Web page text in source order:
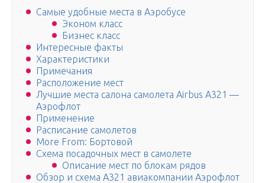
Самые удобные места в Аэробусе
Эконом класс
Бизнес класс
Интересные факты
Характеристики
Примечания
Расположение мест
Лучшие места салона самолета Airbus A321 —
Аэрофлот
Применение
Расписание самолетов
More From: Бортовой
Схема посадочных мест в самолете
Описание мест по блокам рядов
Обзор и схема А321 авиакомпании Аэрофлот